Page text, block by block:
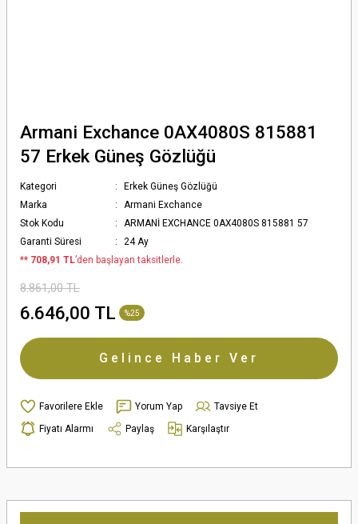
Armani Exchance 0AX4080S 815881
57 Erkek Güneş Gözlüğü
Kategori
Erkek Güneş Gözlüğü
Marka
Armani Exchance
Stok Kodu
ARMANİ EXCHANCE 0AX4080S 815881 57
Garanti Süresi
24 Ay
** 708,91 TL’den başlayan taksitlerle.
8.861,00 TL
6.646,00 TL %25
Gelince Haber Ver
Yorum Yap
Tavsiye Et
Fiyatı Alarmı
Paylaş Karşılaştır